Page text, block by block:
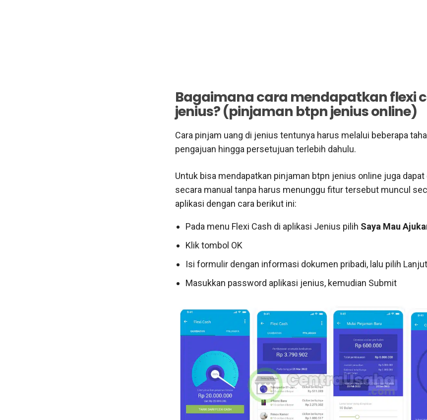
Bagaimana cara mendapatkan flexi
jenius? (pinjaman btpn jenius online)
Cara pinjam uang di jenius tentunya harus melalui beberapa
pengajuan hingga persetujuan terlebih dahulu.
Untuk bisa mendapatkan pinjaman btpn jenius online juga
secara manual tanpa harus menunggu fitur tersebut muncul
aplikasi dengan cara berikut ini:
Pada menu Flexi Cash di aplikasi Jenius pilih Saya Mau
Klik tombol OK
Isi formulir dengan informasi dokumen pribadi, lalu pilih Lanjut
Masukkan password aplikasi jenius, kemudian Submit